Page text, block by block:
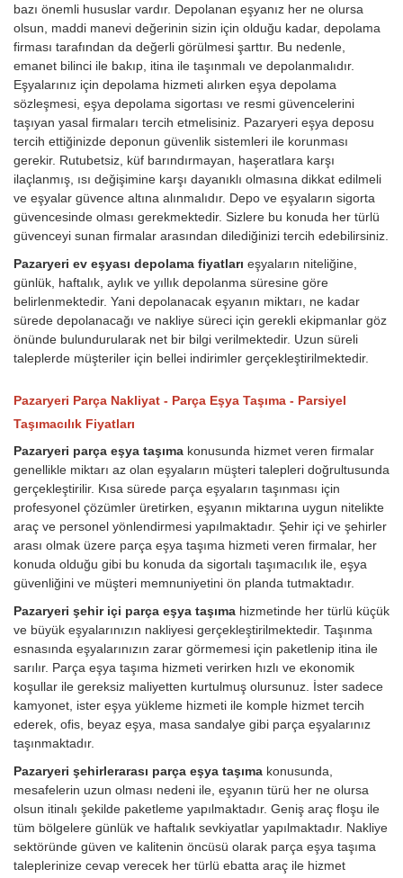
bazı önemli hususlar vardır. Depolanan eşyanız her ne olursa
olsun, maddi manevi değerinin sizin için olduğu kadar, depolama
firması tarafından da değerli görülmesi şarttır. Bu nedenle,
emanet bilinci ile bakıp, itina ile taşınmalı ve depolanmalıdır.
Eşyalarınız için depolama hizmeti alırken eşya depolama
sözleşmesi, eşya depolama sigortası ve resmi güvencelerini
taşıyan yasal firmaları tercih etmelisiniz. Pazaryeri eşya deposu
tercih ettiğinizde deponun güvenlik sistemleri ile korunması
gerekir. Rutubetsiz, küf barındırmayan, haşeratlara karşı
ilaçlanmış, ısı değişimine karşı dayanıklı olmasına dikkat edilmeli
ve eşyalar güvence altına alınmalıdır. Depo ve eşyaların sigorta
güvencesinde olması gerekmektedir. Sizlere bu konuda her türlü
güvenceyi sunan firmalar arasından dilediğinizi tercih edebilirsiniz.
Pazaryeri ev eşyası depolama fiyatları eşyaların niteliğine,
günlük, haftalık, aylık ve yıllık depolanma süresine göre
belirlenmektedir. Yani depolanacak eşyanın miktarı, ne kadar
sürede depolanacağı ve nakliye süreci için gerekli ekipmanlar göz
önünde bulundurularak net bir bilgi verilmektedir. Uzun süreli
taleplerde müşteriler için bellei indirimler gerçekleştirilmektedir.
Pazaryeri Parça Nakliyat - Parça Eşya Taşıma - Parsiyel
Taşımacılık Fiyatları
Pazaryeri parça eşya taşıma konusunda hizmet veren firmalar
genellikle miktarı az olan eşyaların müşteri talepleri doğrultusunda
gerçekleştirilir. Kısa sürede parça eşyaların taşınması için
profesyonel çözümler üretirken, eşyanın miktarına uygun nitelikte
araç ve personel yönlendirmesi yapılmaktadır. Şehir içi ve şehirler
arası olmak üzere parça eşya taşıma hizmeti veren firmalar, her
konuda olduğu gibi bu konuda da sigortalı taşımacılık ile, eşya
güvenliğini ve müşteri memnuniyetini ön planda tutmaktadır.
Pazaryeri şehir içi parça eşya taşıma hizmetinde her türlü küçük
ve büyük eşyalarınızın nakliyesi gerçekleştirilmektedir. Taşınma
esnasında eşyalarınızın zarar görmemesi için paketlenip itina ile
sarılır. Parça eşya taşıma hizmeti verirken hızlı ve ekonomik
koşullar ile gereksiz maliyetten kurtulmuş olursunuz. İster sadece
kamyonet, ister eşya yükleme hizmeti ile komple hizmet tercih
ederek, ofis, beyaz eşya, masa sandalye gibi parça eşyalarınız
taşınmaktadır.
Pazaryeri şehirlerarası parça eşya taşıma konusunda,
mesafelerin uzun olması nedeni ile, eşyanın türü her ne olursa
olsun itinalı şekilde paketleme yapılmaktadır. Geniş araç floşu ile
tüm bölgelere günlük ve haftalık sevkiyatlar yapılmaktadır. Nakliye
sektöründe güven ve kalitenin öncüsü olarak parça eşya taşıma
taleplerinize cevap verecek her türlü ebatta araç ile hizmet